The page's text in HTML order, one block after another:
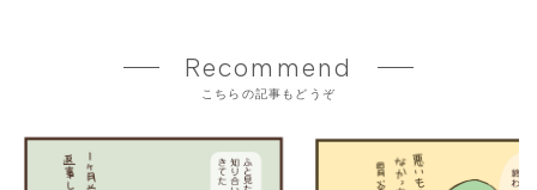
Recommend
こちらの記事もどうぞ